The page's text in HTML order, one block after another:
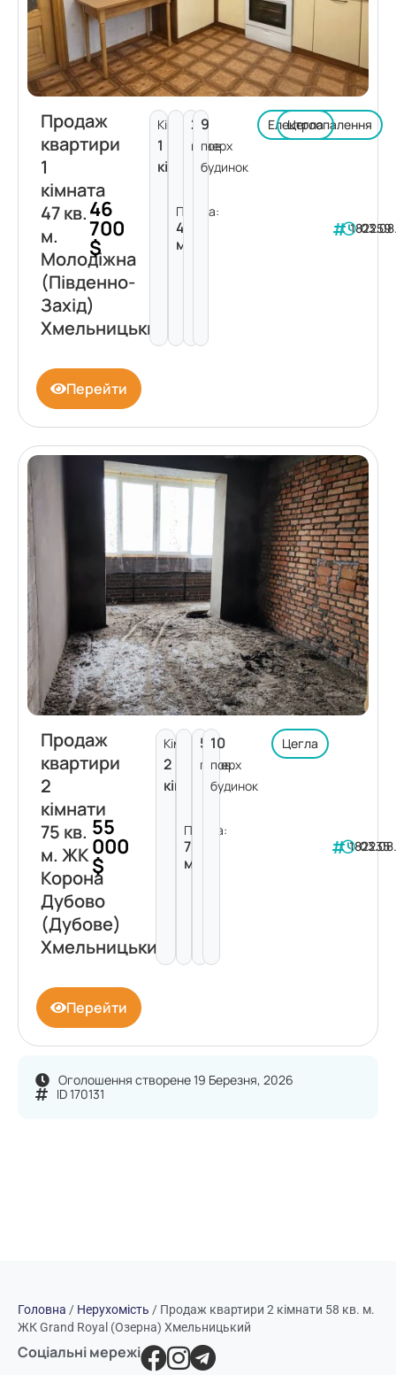
Оголошення створене 19 Березня, 2026
ID 170131
Продаж
квартири
1
кімната
47 кв.
м.
Молодіжна
(Південно-
Захід)
Хмельницький
46
700
$
Кімнат:
1
кімната
Площа:
47
м²
2
поверх
9
пов.
будинок
Електроопалення
Цегла
182259
Перейти
Продаж
квартири
2
кімнати
75 кв.
м. ЖК
Корона
Дубово
(Дубове)
Хмельницький
55
000
$
Кімнат:
2
кімнати
Площа:
75
м²
5
поверх
10
пов.
будинок
Цегла
182235
Перейти
Головна / Нерухомість / Продаж квартири 2 кімнати 58 кв. м.
ЖК Grand Royal (Озерна) Хмельницький
Соціальні мережі